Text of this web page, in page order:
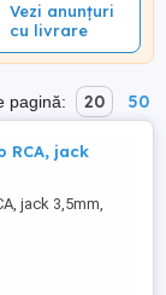
Vezi anunțuri
cu livrare
pagină: 20 50
RCA, jack
jack 3,5mm,